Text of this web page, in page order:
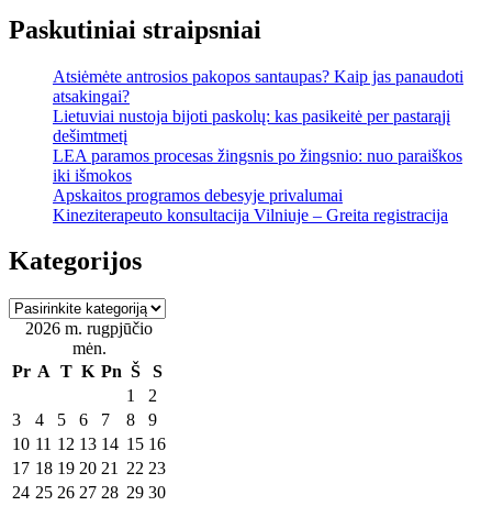
Paskutiniai straipsniai
Atsiėmėte antrosios pakopos santaupas? Kaip jas panaudoti
atsakingai?
Lietuviai nustoja bijoti paskolų: kas pasikeitė per pastarąjį
dešimtmetį
LEA paramos procesas žingsnis po žingsnio: nuo paraiškos
iki išmokos
Apskaitos programos debesyje privalumai
Kineziterapeuto konsultacija Vilniuje – Greita registracija
Kategorijos
Kategorijos
2026 m. rugpjūčio
mėn.
Pr A T K Pn Š
S
1
2
3
4 5 6 7 8
9
10 11 12 13 14 15 16
17 18 19 20 21 22 23
24 25 26 27 28 29 30